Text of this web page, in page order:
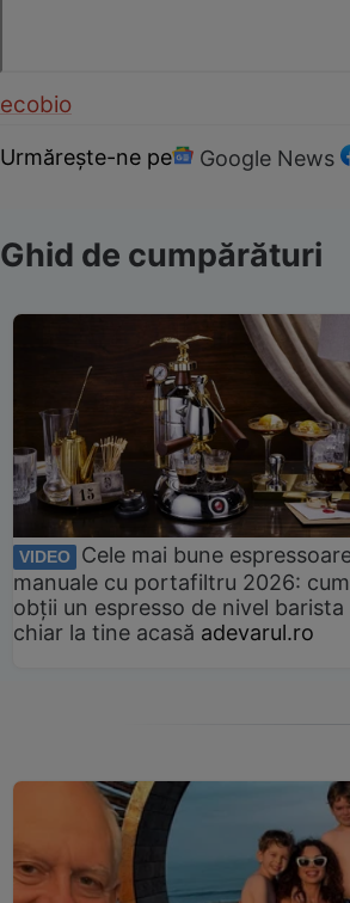
ecobio
Urmărește-ne pe Google News
Ghid de cumpărături
VIDEO
Cele mai bune
manuale cu portafiltru 2026: cum
obții un espresso de nivel barista
chiar la tine acasă adevarul.ro